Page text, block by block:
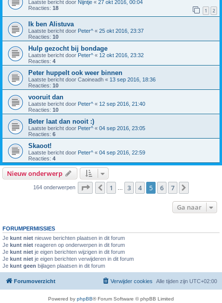
Laatste bericht door Nijntje « 27 okt 2016, 00:04
Reacties: 18 1 2
Ik ben Alistuva
Laatste bericht door Peter^ « 25 okt 2016, 23:37
Reacties: 10
Hulp gezocht bij bondage
Laatste bericht door Peter^ « 12 okt 2016, 23:32
Reacties: 4
Peter huppelt ook weer binnen
Laatste bericht door Caoineadh « 13 sep 2016, 18:36
Reacties: 10
vooruit dan
Laatste bericht door Peter^ « 12 sep 2016, 21:40
Reacties: 10
Beter laat dan nooit :)
Laatste bericht door Peter^ « 04 sep 2016, 23:05
Reacties: 6
Skaoot!
Laatste bericht door Peter^ « 04 sep 2016, 22:59
Reacties: 4
Nieuw onderwerp
164 onderwerpen Pagina van
Vorige
1 3 4 5 6 7
Ga naar
FORUMPERMISSIES
Je kunt niet nieuwe berichten plaatsen in dit forum
Je kunt niet reageren op onderwerpen in dit forum
Je kunt niet je eigen berichten wijzigen in dit forum
Je kunt niet je eigen berichten verwijderen in dit forum
Je kunt geen bijlagen plaatsen in dit forum
Forumoverzicht Alle tijden zijn UTC+02:00
Verwijder cookies
Powered by phpBB® Forum Software © phpBB Limited